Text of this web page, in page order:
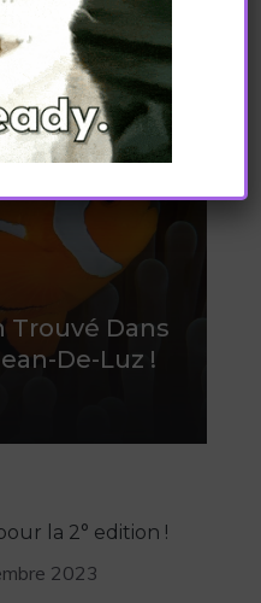
Trouvé Dans
De-Luz !
la 2° edition !
2023